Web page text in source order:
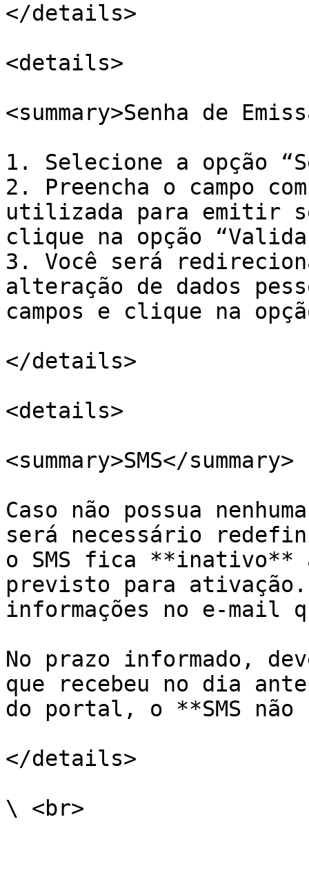
</details>
<details>
<summary>Senha de
1. Selecione a opção
2. Preencha o campo
utilizada para emitir
clique na opção
3. Você será
alteração de dados
campos e clique na
</details>
<details>
<summary>SMS</summary>
Caso não possua
será necessário
o SMS fica **inativo**
previsto para
informações no e-mail
No prazo informado,
que recebeu no dia
do portal, o **SMS não
</details>